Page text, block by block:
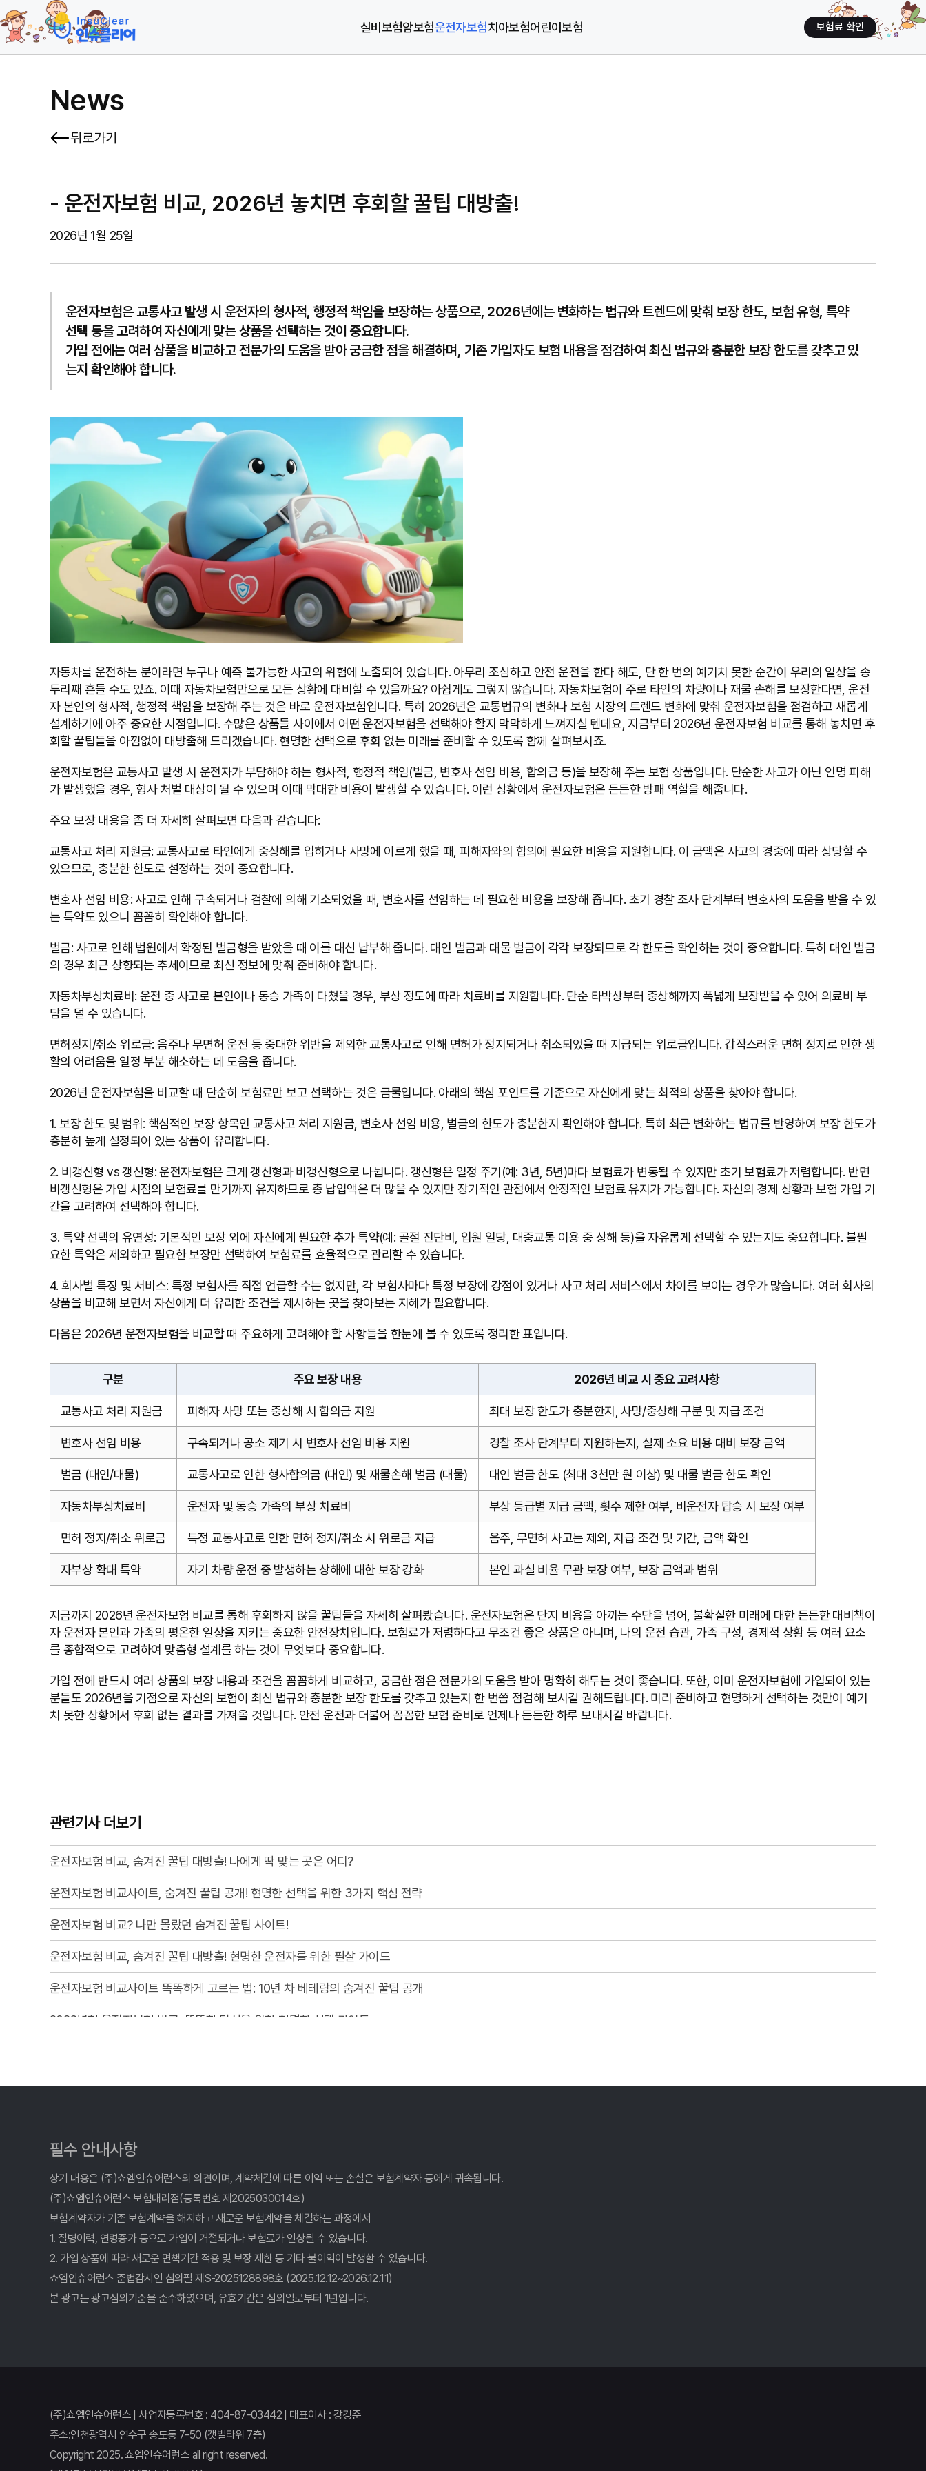
실비보험암보험운전자보험치아보험어린이보험 보험료 확인
News
뒤로가기
- 운전자보험 비교, 2026년 놓치면 후회할 꿀팁 대방출!
2026년 1월 25일
운전자보험은 교통사고 발생 시 운전자의 형사적, 행정적 책임을 보장하는 상품으로, 2026년에는 변화하는 법규와 트렌드에 맞춰 보장 한도, 보험 유형, 특약
선택 등을 고려하여 자신에게 맞는 상품을 선택하는 것이 중요합니다.
가입 전에는 여러 상품을 비교하고 전문가의 도움을 받아 궁금한 점을 해결하며, 기존 가입자도 보험 내용을 점검하여 최신 법규와 충분한 보장 한도를 갖추고 있
는지 확인해야 합니다.
자동차를 운전하는 분이라면 누구나 예측 불가능한 사고의 위험에 노출되어 있습니다. 아무리 조심하고 안전 운전을 한다 해도, 단 한 번의 예기치 못한 순간이 우리의 일상을 송
두리째 흔들 수도 있죠. 이때 자동차보험만으로 모든 상황에 대비할 수 있을까요? 아쉽게도 그렇지 않습니다. 자동차보험이 주로 타인의 차량이나 재물 손해를 보장한다면, 운전
자 본인의 형사적, 행정적 책임을 보장해 주는 것은 바로 운전자보험입니다. 특히 2026년은 교통법규의 변화나 보험 시장의 트렌드 변화에 맞춰 운전자보험을 점검하고 새롭게
설계하기에 아주 중요한 시점입니다. 수많은 상품들 사이에서 어떤 운전자보험을 선택해야 할지 막막하게 느껴지실 텐데요, 지금부터 2026년 운전자보험 비교를 통해 놓치면 후
회할 꿀팁들을 아낌없이 대방출해 드리겠습니다. 현명한 선택으로 후회 없는 미래를 준비할 수 있도록 함께 살펴보시죠.
운전자보험은 교통사고 발생 시 운전자가 부담해야 하는 형사적, 행정적 책임(벌금, 변호사 선임 비용, 합의금 등)을 보장해 주는 보험 상품입니다. 단순한 사고가 아닌 인명 피해
가 발생했을 경우, 형사 처벌 대상이 될 수 있으며 이때 막대한 비용이 발생할 수 있습니다. 이런 상황에서 운전자보험은 든든한 방패 역할을 해줍니다.
주요 보장 내용을 좀 더 자세히 살펴보면 다음과 같습니다:
교통사고 처리 지원금: 교통사고로 타인에게 중상해를 입히거나 사망에 이르게 했을 때, 피해자와의 합의에 필요한 비용을 지원합니다. 이 금액은 사고의 경중에 따라 상당할 수
있으므로, 충분한 한도로 설정하는 것이 중요합니다.
변호사 선임 비용: 사고로 인해 구속되거나 검찰에 의해 기소되었을 때, 변호사를 선임하는 데 필요한 비용을 보장해 줍니다. 초기 경찰 조사 단계부터 변호사의 도움을 받을 수 있
는 특약도 있으니 꼼꼼히 확인해야 합니다.
벌금: 사고로 인해 법원에서 확정된 벌금형을 받았을 때 이를 대신 납부해 줍니다. 대인 벌금과 대물 벌금이 각각 보장되므로 각 한도를 확인하는 것이 중요합니다. 특히 대인 벌금
의 경우 최근 상향되는 추세이므로 최신 정보에 맞춰 준비해야 합니다.
자동차부상치료비: 운전 중 사고로 본인이나 동승 가족이 다쳤을 경우, 부상 정도에 따라 치료비를 지원합니다. 단순 타박상부터 중상해까지 폭넓게 보장받을 수 있어 의료비 부
담을 덜 수 있습니다.
면허정지/취소 위로금: 음주나 무면허 운전 등 중대한 위반을 제외한 교통사고로 인해 면허가 정지되거나 취소되었을 때 지급되는 위로금입니다. 갑작스러운 면허 정지로 인한 생
활의 어려움을 일정 부분 해소하는 데 도움을 줍니다.
2026년 운전자보험을 비교할 때 단순히 보험료만 보고 선택하는 것은 금물입니다. 아래의 핵심 포인트를 기준으로 자신에게 맞는 최적의 상품을 찾아야 합니다.
1. 보장 한도 및 범위: 핵심적인 보장 항목인 교통사고 처리 지원금, 변호사 선임 비용, 벌금의 한도가 충분한지 확인해야 합니다. 특히 최근 변화하는 법규를 반영하여 보장 한도가
충분히 높게 설정되어 있는 상품이 유리합니다.
2. 비갱신형 vs 갱신형: 운전자보험은 크게 갱신형과 비갱신형으로 나뉩니다. 갱신형은 일정 주기(예: 3년, 5년)마다 보험료가 변동될 수 있지만 초기 보험료가 저렴합니다. 반면
비갱신형은 가입 시점의 보험료를 만기까지 유지하므로 총 납입액은 더 많을 수 있지만 장기적인 관점에서 안정적인 보험료 유지가 가능합니다. 자신의 경제 상황과 보험 가입 기
간을 고려하여 선택해야 합니다.
3. 특약 선택의 유연성: 기본적인 보장 외에 자신에게 필요한 추가 특약(예: 골절 진단비, 입원 일당, 대중교통 이용 중 상해 등)을 자유롭게 선택할 수 있는지도 중요합니다. 불필
요한 특약은 제외하고 필요한 보장만 선택하여 보험료를 효율적으로 관리할 수 있습니다.
4. 회사별 특징 및 서비스: 특정 보험사를 직접 언급할 수는 없지만, 각 보험사마다 특정 보장에 강점이 있거나 사고 처리 서비스에서 차이를 보이는 경우가 많습니다. 여러 회사의
상품을 비교해 보면서 자신에게 더 유리한 조건을 제시하는 곳을 찾아보는 지혜가 필요합니다.
다음은 2026년 운전자보험을 비교할 때 주요하게 고려해야 할 사항들을 한눈에 볼 수 있도록 정리한 표입니다.
구분 주요 보장 내용 2026년 비교 시 중요 고려사항
교통사고 처리 지원금 피해자 사망 또는 중상해 시 합의금 지원 최대 보장 한도가 충분한지, 사망/중상해 구분 및 지급 조건
변호사 선임 비용 구속되거나 공소 제기 시 변호사 선임 비용 지원 경찰 조사 단계부터 지원하는지, 실제 소요 비용 대비 보장 금액
벌금 (대인/대물) 교통사고로 인한 형사합의금 (대인) 및 재물손해 벌금 (대물) 대인 벌금 한도 (최대 3천만 원 이상) 및 대물 벌금 한도 확인
자동차부상치료비 운전자 및 동승 가족의 부상 치료비 부상 등급별 지급 금액, 횟수 제한 여부, 비운전자 탑승 시 보장 여부
면허 정지/취소 위로금 특정 교통사고로 인한 면허 정지/취소 시 위로금 지급 음주, 무면허 사고는 제외, 지급 조건 및 기간, 금액 확인
자부상 확대 특약 자기 차량 운전 중 발생하는 상해에 대한 보장 강화 본인 과실 비율 무관 보장 여부, 보장 금액과 범위
지금까지 2026년 운전자보험 비교를 통해 후회하지 않을 꿀팁들을 자세히 살펴봤습니다. 운전자보험은 단지 비용을 아끼는 수단을 넘어, 불확실한 미래에 대한 든든한 대비책이
자 운전자 본인과 가족의 평온한 일상을 지키는 중요한 안전장치입니다. 보험료가 저렴하다고 무조건 좋은 상품은 아니며, 나의 운전 습관, 가족 구성, 경제적 상황 등 여러 요소
를 종합적으로 고려하여 맞춤형 설계를 하는 것이 무엇보다 중요합니다.
가입 전에 반드시 여러 상품의 보장 내용과 조건을 꼼꼼하게 비교하고, 궁금한 점은 전문가의 도움을 받아 명확히 해두는 것이 좋습니다. 또한, 이미 운전자보험에 가입되어 있는
분들도 2026년을 기점으로 자신의 보험이 최신 법규와 충분한 보장 한도를 갖추고 있는지 한 번쯤 점검해 보시길 권해드립니다. 미리 준비하고 현명하게 선택하는 것만이 예기
치 못한 상황에서 후회 없는 결과를 가져올 것입니다. 안전 운전과 더불어 꼼꼼한 보험 준비로 언제나 든든한 하루 보내시길 바랍니다.
관련기사 더보기
운전자보험 비교, 숨겨진 꿀팁 대방출! 나에게 딱 맞는 곳은 어디?
운전자보험 비교사이트, 숨겨진 꿀팁 공개! 현명한 선택을 위한 3가지 핵심 전략
운전자보험 비교? 나만 몰랐던 숨겨진 꿀팁 사이트!
운전자보험 비교, 숨겨진 꿀팁 대방출! 현명한 운전자를 위한 필살 가이드
운전자보험 비교사이트 똑똑하게 고르는 법: 10년 차 베테랑의 숨겨진 꿀팁 공개
2026년형 운전자보험 비교, 똑똑한 당신을 위한 현명한 선택 가이드
운전자보험 비교사이트 활용법: 10년차 베테랑이 알려주는 숨겨진 꿀팁
운전자보험 비교사이트 활용법: 숨겨진 꿀팁 대방출!
- 운전자보험 비교, 2026년 놓치면 후회할 꿀팁 대방출!
운전자보험 비교사이트 활용법: 10년차 베테랑이 알려주는 숨겨진 꿀팁 대방출!
2026년, 운전자보험 비교사이트: 예상치 못한 사고, 현명하게 대처하는 방법
운전자보험 비교, 발품 팔 필요 없이 한 곳에서 끝내는 비법
운전자보험 비교, 사이트 선택 전에 이것 모르면 손해!
운전자보험비교사이트 2026년에도 유용할까? 3분 만에 확인!
운전자보험비교사이트 제대로 활용하면 평생 든든! 핵심 체크리스트
필수 안내사항
상기 내용은 (주)쇼엠인슈어런스의 의견이며, 계약체결에 따른 이익 또는 손실은 보험계약자 등에게 귀속됩니다.
(주)쇼엠인슈어런스 보험대리점(등록번호 제2025030014호)
보험계약자가 기존 보험계약을 해지하고 새로운 보험계약을 체결하는 과정에서
1. 질병이력, 연령증가 등으로 가입이 거절되거나 보험료가 인상될 수 있습니다.
2. 가입 상품에 따라 새로운 면책기간 적용 및 보장 제한 등 기타 불이익이 발생할 수 있습니다.
쇼엠인슈어런스 준법감시인 심의필 제S-2025128898호 (2025.12.12~2026.12.11)
본 광고는 광고심의기준을 준수하였으며, 유효기간은 심의일로부터 1년입니다.
(주)쇼엠인슈어런스 | 사업자등록번호 : 404-87-03442 | 대표이사 : 강경준
주소:인천광역시 연수구 송도동 7-50 (갯벌타워 7층)
Copyright 2025. 쇼엠인슈어런스 all right reserved.